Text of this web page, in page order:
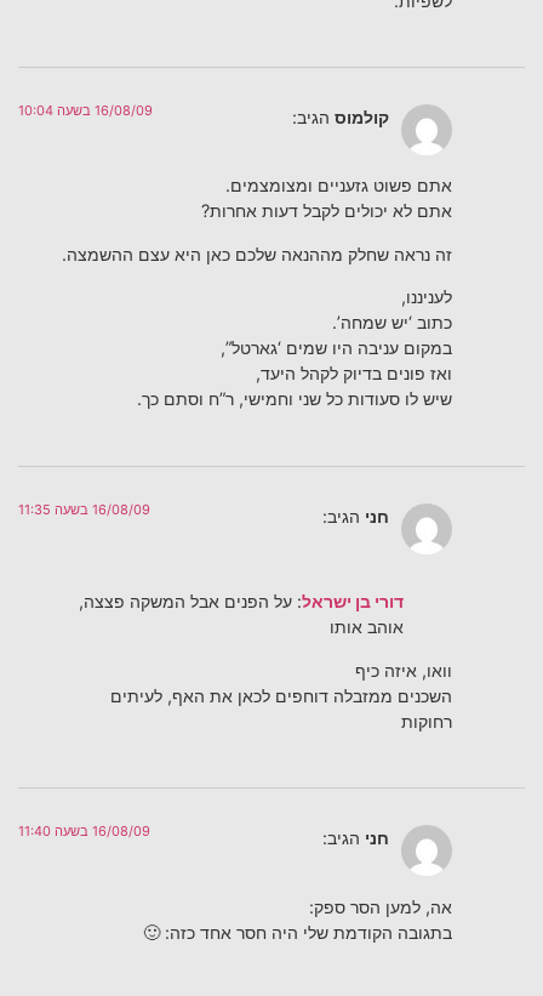
קולמוס הגיב: 16/08/09 בשעה 10:04
אתם פשוט גזעניים ומצומצמים.
אתם לא יכולים לקבל דעות אחרות?
זה נראה שחלק מההנאה שלכם כאן היא עצם ההשמצה.
לעניננו,
כתוב ‘יש שמחה’.
במקום עניבה היו שמים ‘גארטל”,
ואז פונים בדיוק לקהל היעד,
שיש לו סעודות כל שני וחמישי, ר”ח וסתם כך.
חני הגיב: 16/08/09 בשעה 11:35
דורי בן ישראל: על הפנים אבל המשקה פצצה,
אוהב אותו
וואו, איזה כיף
השכנים ממזבלה דוחפים לכאן את האף, לעיתים
רחוקות
חני הגיב: 16/08/09 בשעה 11:40
אה, למען הסר ספק:
בתגובה הקודמת שלי היה חסר אחד כזה: 🙂